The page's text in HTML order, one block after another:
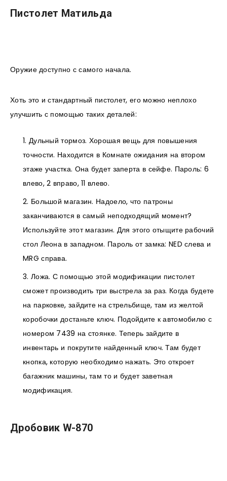
Пистолет Матильда
Оружие доступно с самого начала.
Хоть это и стандартный пистолет, его можно неплохо
улучшить с помощью таких деталей:
Дульный тормоз. Хорошая вещь для повышения
точности. Находится в Комнате ожидания на втором
этаже участка. Она будет заперта в сейфе. Пароль: 6
влево, 2 вправо, 11 влево.
Большой магазин. Надоело, что патроны
заканчиваются в самый неподходящий момент?
Используйте этот магазин. Для этого отыщите рабочий
стол Леона в западном. Пароль от замка: NED слева и
MRG справа.
Ложа. С помощью этой модификации пистолет
сможет производить три выстрела за раз. Когда будете
на парковке, зайдите на стрельбище, там из желтой
коробочки достаньте ключ. Подойдите к автомобилю с
номером 7439 на стоянке. Теперь зайдите в
инвентарь и покрутите найденный ключ. Там будет
кнопка, которую необходимо нажать. Это откроет
багажник машины, там то и будет заветная
модификация.
Дробовик W-870